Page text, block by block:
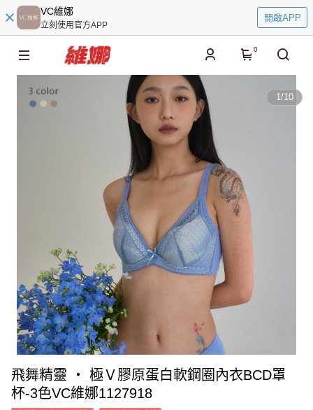
VC維娜
立刻使用官方APP
開啟APP
0
1/10
飛舞精靈 ‧ 極Ｖ膠原蛋白軟鋼圈內衣BCD罩
杯-3色VC維娜1127918